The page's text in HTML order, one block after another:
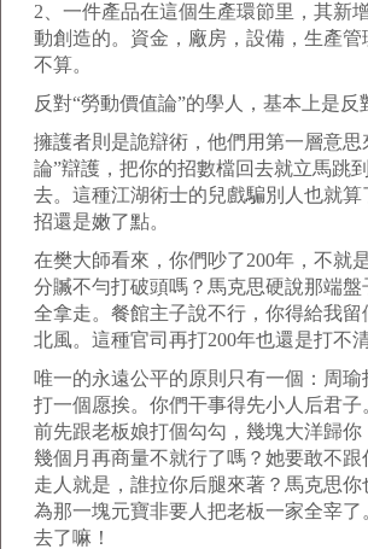
2、一件產品在這個生產環節里，其新
動創造的。資金，廠房，設備，生產
不算。
反對“勞動價值論”的學人，基本上是反
擁護者則是詭辯術，他們用第一層意思
論”辯護，把你的招數檔回去就立馬跳
去。這種江湖術士的兒戲騙別人也就算
招還是嫩了點。
在樊大師看來，你們吵了200年，不就
分贓不勻打破頭嗎？馬克思硬說那端盤
全拿走。餐館主子說不行，你得給我
北風。這種官司再打200年也還是打不清
唯一的永遠公平的原則只有一個：周瑜
打一個愿挨。你們干事得先小人后君子
前先跟老板娘打個勾勾，幾塊大洋歸
幾個月再商量不就行了嗎？她要敢不
走人就是，誰拉你后腿來著？馬克思你
為那一塊元寶非要人把老板一家全宰了
去了嘛！